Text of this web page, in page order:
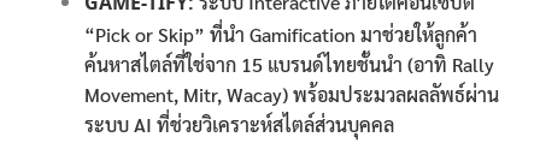
“Pick or Skip” ที่นำ Gamification มาช่วยให้ลูกค้า
ค้นหาสไตล์ที่ใช่จาก 15 แบรนด์ไทยชั้นนำ (อาทิ Rally
Movement, Mitr, Wacay) พร้อมประมวลผลลัพธ์ผ่าน
ระบบ AI ที่ช่วยวิเคราะห์สไตล์ส่วนบุคคล